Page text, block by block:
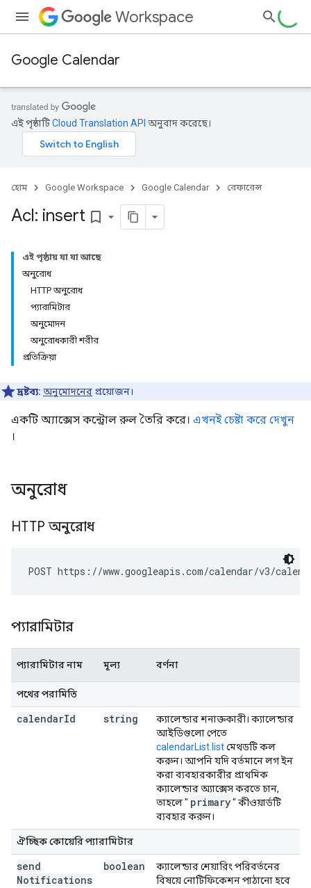
Workspace
Google Calendar
এই পৃষ্ঠাটিCloud Translation API অনুবাদ করেছে।
হোম Google Workspace Google Calendar রেফারেন্স
Acl: insert bookmark_border
এই পৃষ্ঠায় যা যা আছে
অনুরোধ
HTTP অনুরোধ
প্যারামিটার
অনুমোদন
অনুরোধকারী শরীর
প্রতিক্রিয়া
দ্রষ্টব্য: অনুমোদনের প্রয়োজন।
একটি অ্যাক্সেস কন্ট্রোল রুল তৈরি করে। এখনই চেষ্টা করে দেখুন
।
অনুরোধ
HTTP অনুরোধ
POST https://www.googleapis.com/calendar/v3/
প্যারামিটার
প্যারামিটার নাম মূল্য বর্ণনা
পথের পরামিতি
calendarId string
ক্যালেন্ডার শনাক্তকারী। ক্যালেন্ডার
আইডিগুলো পেতে
calendarList.listমেথডটি কল
করুন। আপনি যদি বর্তমানে লগ ইন
করা ব্যবহারকারীর প্রাথমিক
ক্যালেন্ডার অ্যাক্সেস করতে চান,
তাহলে " primary" কীওয়ার্ডটি
ব্যবহার করুন।
ঐচ্ছিক কোয়েরি প্যারামিটার
send
Notifications
boolean
ক্যালেন্ডার শেয়ারিং পরিবর্তনের
বিষয়ে নোটিফিকেশন পাঠানো হবে